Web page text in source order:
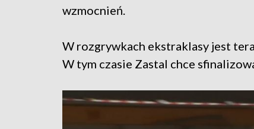
wzmocnień.
W rozgrywkach ekstraklasy jest
W tym czasie Zastal chce